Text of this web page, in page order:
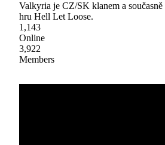
Valkyria je CZ/SK klanem a
hru Hell Let Loose.
1,143
Online
3,922
Members